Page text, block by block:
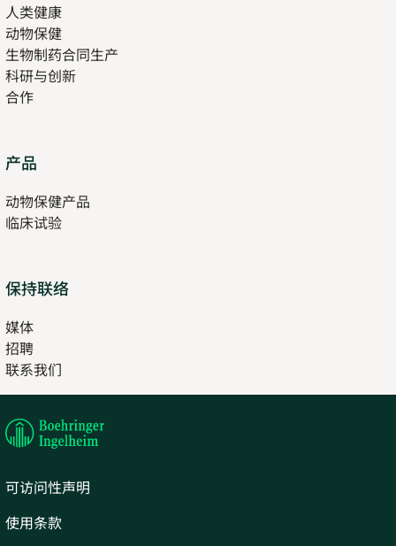
人类健康
new
tab
动物保健
生物制药合同生产
科研与创新
合作
产品
new
tab
动物保健产品
临床试验
保持联络
媒体
招聘
in
new
联系我们
in
tab
可访问性声明
使用条款